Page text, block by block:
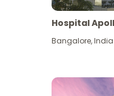
Hospital
Bangalore,India